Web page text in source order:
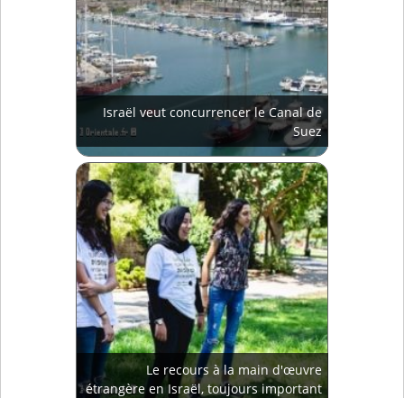
Israël veut concurrencer le Canal de
Suez
Le recours à la main d'œuvre
étrangère en Israël, toujours important